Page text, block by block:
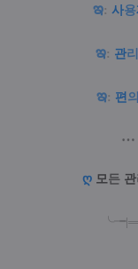
ఇ: 사용
ఇ: 관리
ఇ: 편의
…
ღ 모든 관
╰╼|═